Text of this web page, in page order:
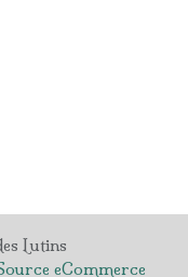
Lutins
eCommerce